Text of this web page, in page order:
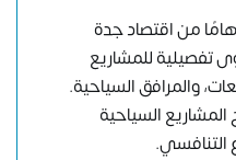
من اقتصاد جدة
تفصيلية للمشاريع
والمرافق السياحية.
السياحية
التنافسي.